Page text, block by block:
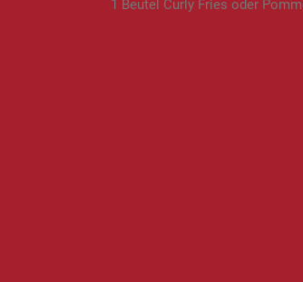
1 Beutel Curly Fries oder